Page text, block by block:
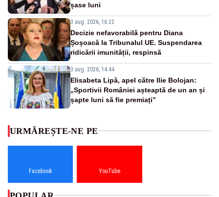
șase luni
3 aug. 2026, 16:22
Decizie nefavorabilă pentru Diana
Șoșoacă la Tribunalul UE. Suspendarea
ridicării imunității, respinsă
3 aug. 2026, 14:44
Elisabeta Lipă, apel către Ilie Bolojan:
„Sportivii României așteaptă de un an și
șapte luni să fie premiați”
URMĂREȘTE-NE PE
Facebook YouTube